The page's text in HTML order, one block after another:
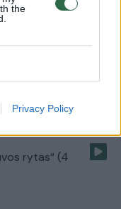
the
Privacy Policy
rytas“ (3
rytas“ (4